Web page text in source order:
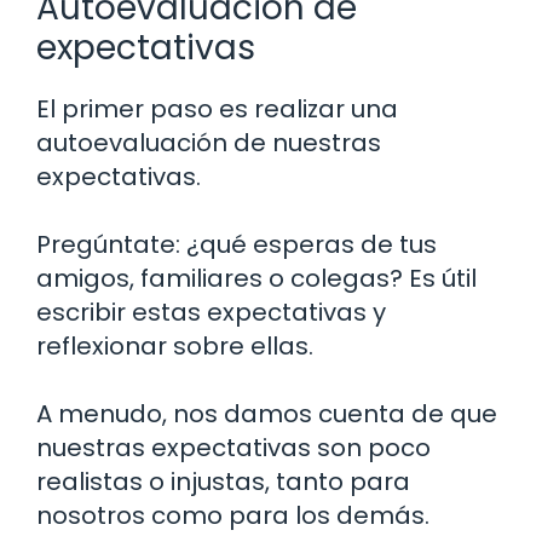
expectativas
El primer paso es realizar una
autoevaluación de nuestras
expectativas.
Pregúntate: ¿qué esperas de tus
amigos, familiares o colegas? Es útil
escribir estas expectativas y
reflexionar sobre ellas.
A menudo, nos damos cuenta de que
nuestras expectativas son poco
realistas o injustas, tanto para
nosotros como para los demás.